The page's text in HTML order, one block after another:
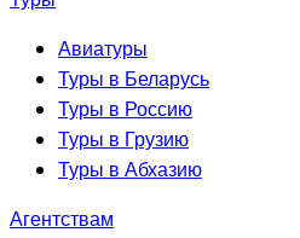
Авиатуры
Туры в Беларусь
Туры в Россию
Туры в Грузию
Туры в Абхазию
Агентствам